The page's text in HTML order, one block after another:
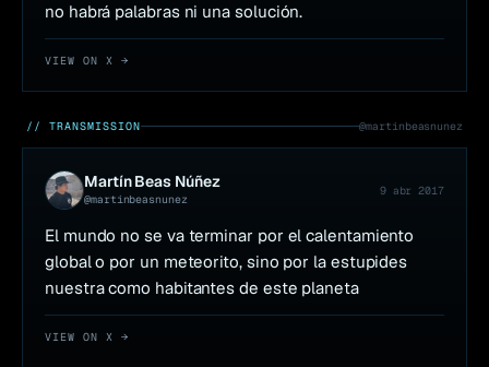
no habrá palabras ni una solución.
VIEW ON X →
// TRANSMISSION @martinbeasnunez
Martín Beas Núñez
@martinbeasnunez
9 abr 2017
El mundo no se va terminar por el calentamiento
global o por un meteorito, sino por la estupides
nuestra como habitantes de este planeta
VIEW ON X →